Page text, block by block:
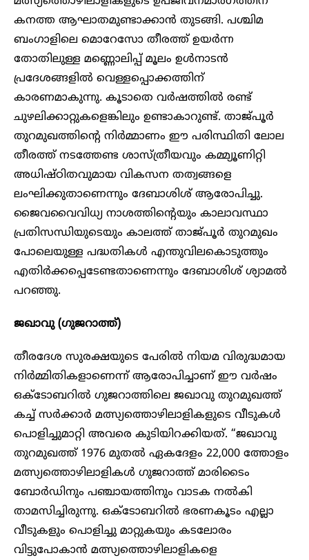
കനത്ത ആഘാതമുണ്ടാക്കാൻ തുടങ്ങി. പശ്ചിമ
ബംഗാളിലെ മൊറേസോ തീരത്ത് ഉയർന്ന
തോതിലുള്ള മണ്ണൊലിപ്പ് മൂലം ഉൾനാടൻ
പ്രദേശങ്ങളിൽ വെള്ളപ്പൊക്കത്തിന്
കാരണമാകുന്നു. കൂടാതെ വർഷത്തിൽ രണ്ട്
ചുഴലിക്കാറ്റുകളെങ്കിലും ഉണ്ടാകാറുണ്ട്. താജ്പൂർ
തുറമുഖത്തിന്റെ നിർമ്മാണം ഈ പരിസ്ഥിതി ലോല
തീരത്ത് നടത്തേണ്ട ശാസ്ത്രീയവും കമ്മ്യൂണിറ്റി
അധിഷ്ഠിതവുമായ വികസന തത്വങ്ങളെ
ലംഘിക്കുതാണെന്നും ദേബാശിശ് ആരോപിച്ചു.
ജൈവവൈവിധ്യ നാശത്തിന്റെയും കാലാവസ്ഥാ
പ്രതിസന്ധിയുടെയും കാലത്ത് താജ്പൂർ തുറമുഖം
പോലെയുള്ള പദ്ധതികൾ എന്തുവിലകൊടുത്തും
എതിർക്കപ്പെടേണ്ടതാണെന്നും ദേബാശിശ് ശ്യാമൽ
പറഞ്ഞു.
ജഖാവു (ഗുജറാത്ത്)
തീരദേശ സുരക്ഷയുടെ പേരിൽ നിയമ വിരുദ്ധമായ
നിർമ്മിതികളാണെന്ന് ആരോപിച്ചാണ് ഈ വർഷം
ഒക്ടോബറിൽ ഗുജറാത്തിലെ ജഖാവു തുറമുഖത്ത്
കച്ച് സർക്കാർ മത്സ്യത്തൊഴിലാളികളുടെ വീടുകൾ
പൊളിച്ചുമാറ്റി അവരെ കുടിയിറക്കിയത്. “ജഖാവു
തുറമുഖത്ത് 1976 മുതൽ ഏകദേളം 22,000 ത്തോളം
മത്സ്യത്തൊഴിലാളികൾ ഗുജറാത്ത് മാരിടൈം
ബോർഡിനും പഞ്ചായത്തിനും വാടക നൽകി
താമസിച്ചിരുന്നു. ഒക്ടോബറിൽ ഭരണകൂടം എല്ലാ
വീടുകളും പൊളിച്ചു മാറ്റുകയും കടലോരം
വിട്ടുപോകാൻ മത്സ്യത്തൊഴിലാളികളെ